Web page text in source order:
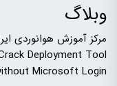
وبلاگ
مرکز آموزش هوانوردی
Deployment Tool
Microsoft Login